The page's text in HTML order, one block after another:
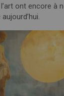
ont encore à